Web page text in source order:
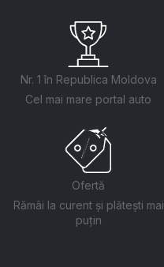
Nr. 1 în Republica Moldova
Cel mai mare portal auto
Ofertă
Rămâi la curent și plătești mai
puțin